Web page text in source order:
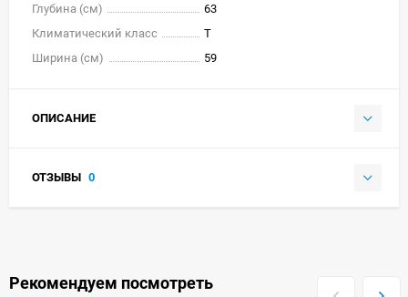
Глубина (см)
63
Климатический класс
T
Ширина (см)
59
ОПИСАНИЕ
ОТЗЫВЫ 0
Рекомендуем посмотреть